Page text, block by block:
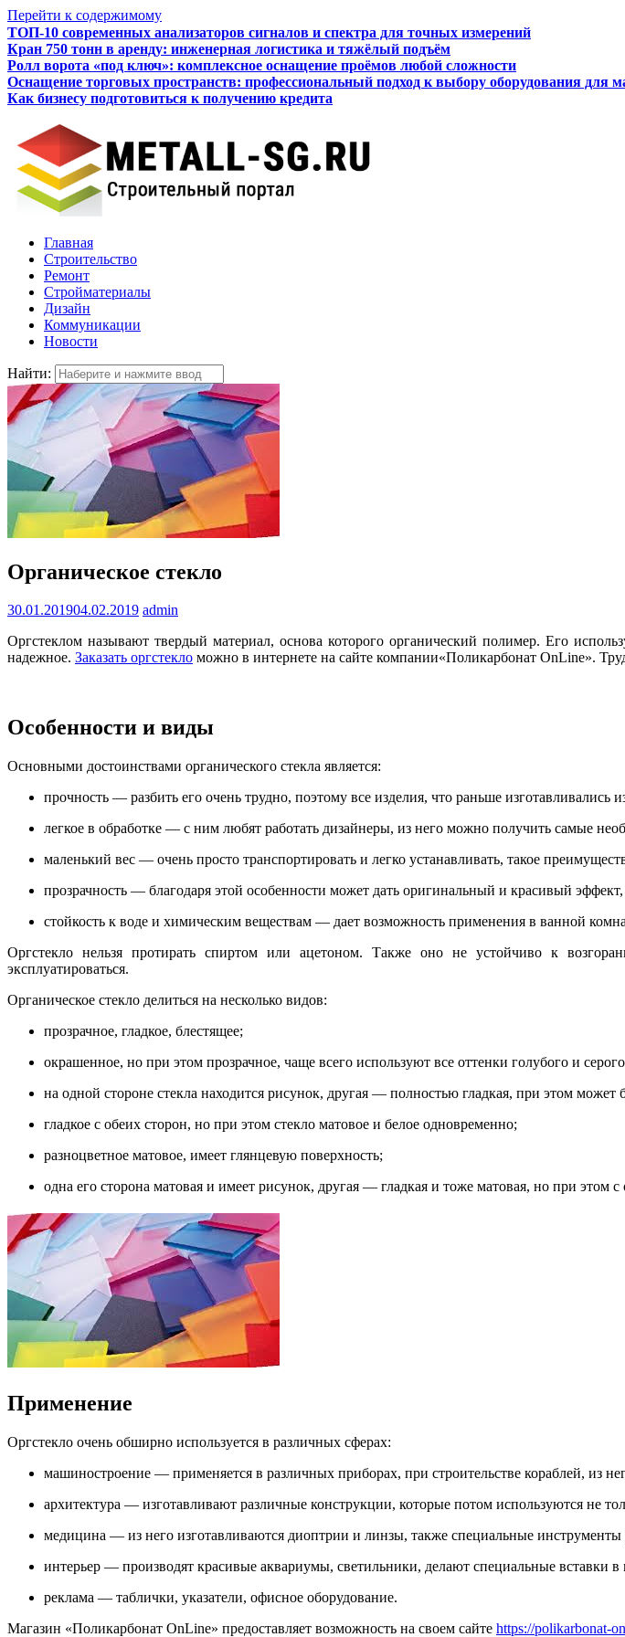
Перейти к содержимому
ТОП-10 современных анализаторов сигналов и спектра для точных измерений
Кран 750 тонн в аренду: инженерная логистика и тяжёлый подъём
Ролл ворота «под ключ»: комплексное оснащение проёмов любой сложности
Оснащение торговых пространств: профессиональный подход к выбору оборудования для
Как бизнесу подготовиться к получению кредита
Главная
Строительство
Ремонт
Стройматериалы
Дизайн
Коммуникации
Новости
Найти:
Органическое стекло
30.01.201904.02.2019 admin
Оргстеклом называют твердый материал, основа которого органический полимер. Его
надежное. Заказать оргстекло можно в интернете на сайте компании«Поликарбонат OnLine».
Особенности и виды
Основными достоинствами органического стекла является:
прочность — разбить его очень трудно, поэтому все изделия, что раньше изготавливались
легкое в обработке — с ним любят работать дизайнеры, из него можно получить самые
маленький вес — очень просто транспортировать и легко устанавливать, такое
прозрачность — благодаря этой особенности может дать оригинальный и красивый
стойкость к воде и химическим веществам — дает возможность применения в ванной
Оргстекло нельзя протирать спиртом или ацетоном. Также оно не устойчиво к
эксплуатироваться.
Органическое стекло делиться на несколько видов:
прозрачное, гладкое, блестящее;
окрашенное, но при этом прозрачное, чаще всего используют все оттенки голубого и
на одной стороне стекла находится рисунок, другая — полностью гладкая, при этом
гладкое с обеих сторон, но при этом стекло матовое и белое одновременно;
разноцветное матовое, имеет глянцевую поверхность;
одна его сторона матовая и имеет рисунок, другая — гладкая и тоже матовая, но при этом
Применение
Оргстекло очень обширно используется в различных сферах:
машиностроение — применяется в различных приборах, при строительстве кораблей, из
архитектура — изготавливают различные конструкции, которые потом используются не
медицина — из него изготавливаются диоптрии и линзы, также специальные инструменты
интерьер — производят красивые аквариумы, светильники, делают специальные вставки в
реклама — таблички, указатели, офисное оборудование.
Магазин «Поликарбонат OnLine» предоставляет возможность на своем сайте https://polikarbonat-